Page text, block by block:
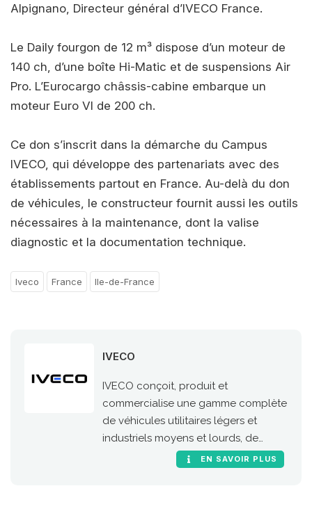
Alpignano, Directeur général d’IVECO France.
Le Daily fourgon de 12 m³ dispose d’un moteur de
140 ch, d’une boîte Hi-Matic et de suspensions Air
Pro. L’Eurocargo châssis-cabine embarque un
moteur Euro VI de 200 ch.
Ce don s’inscrit dans la démarche du Campus
IVECO, qui développe des partenariats avec des
établissements partout en France. Au-delà du don
de véhicules, le constructeur fournit aussi les outils
nécessaires à la maintenance, dont la valise
diagnostic et la documentation technique.
Iveco France Ile-de-France
IVECO
IVECO conçoit, produit et
commercialise une gamme complète
de véhicules utilitaires légers et
industriels moyens et lourds, de
camions chantier et approche
EN SAVOIR PLUS